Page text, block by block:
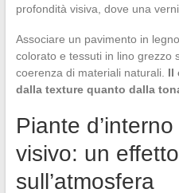
profondità visiva, dove una
Associare un pavimento in
colorato e tessuti in lino grezzo
coerenza di materiali naturali. Il
dalla texture quanto dalla
Piante
visivo: un
sull’atmosfera